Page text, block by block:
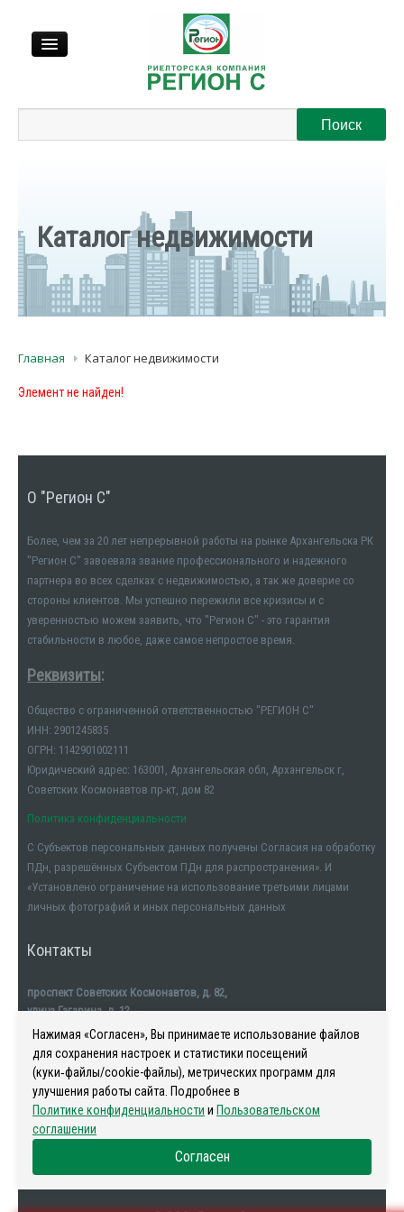
Регионы
Каталог недвижимости
Главная Каталог недвижимости
Элемент не найден!
О "Регион С"
Более, чем за 20 лет непрерывной работы на рынке Архангельска РК
"Регион С" завоевала звание профессионального и надежного
партнера во всех сделках с недвижимостью, а так же доверие со
стороны клиентов. Мы успешно пережили все кризисы и с
уверенностью можем заявить, что "Регион С" - это гарантия
стабильности в любое, даже самое непростое время.
Реквизиты:
Общество с ограниченной ответственностью "РЕГИОН С"
ИНН: 2901245835
ОГРН: 1142901002111
Юридический адрес: 163001, Архангельская обл, Архангельск г,
Советских Космонавтов пр-кт, дом 82
Политика конфиденциальности
С Субъектов персональных данных получены Согласия на обработку
ПДн, разрешённых Субъектом ПДн для распространения». И
«Установлено ограничение на использование третьими лицами
личных фотографий и иных персональных данных
Контакты
проспект Советских Космонавтов, д. 82,
улица Гагарина, д. 12
тел. +7911-554-32-32
Наша история
Нажимая «Согласен», Вы принимаете использование файлов
для сохранения настроек и статистики посещений
(куки‑файлы/cookie-файлы), метрических программ для
улучшения работы сайта. Подробнее в
Политике конфиденциальности и Пользовательском
соглашении
Согласен